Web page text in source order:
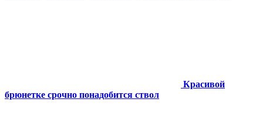
Красивой
брюнетке срочно понадобится ствол